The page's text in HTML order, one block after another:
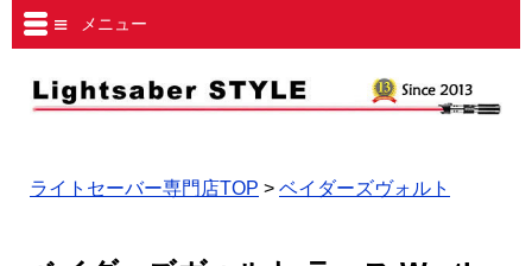
メニュー
ライトセーバー専門店TOP > ベイダーズヴォルト